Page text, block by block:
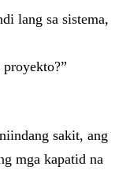
lang sa sistema,
sakit, ang
mga kapatid na